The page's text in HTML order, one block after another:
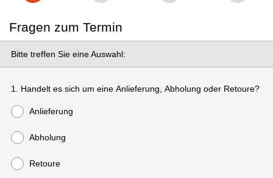
Fragen zum Termin
Bitte treffen Sie eine Auswahl:
1. Handelt es sich um eine Anlieferung, Abholung oder Retoure?
Anlieferung
Abholung
Retoure